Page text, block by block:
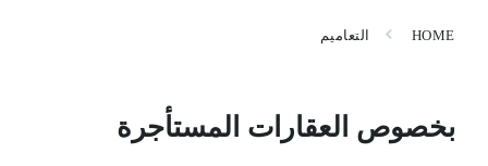
HOME التعاميم
بخصوص العقارات المستأجرة